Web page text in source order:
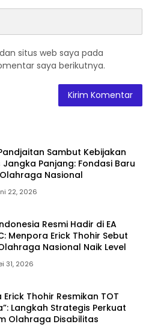
situs web saya pada
saya berikutnya.
Sambut Kebijakan
Jangka Panjang: Fondasi Baru
Nasional
22, 2026
Resmi Hadir di EA
Menpora Erick Thohir Sebut
Nasional Naik Level
31, 2026
Thohir Resmikan TOT
Langkah Strategis Perkuat
Olahraga Disabilitas